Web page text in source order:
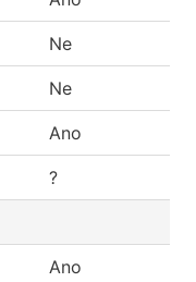
Ne
Ne
Ano
?
Ano